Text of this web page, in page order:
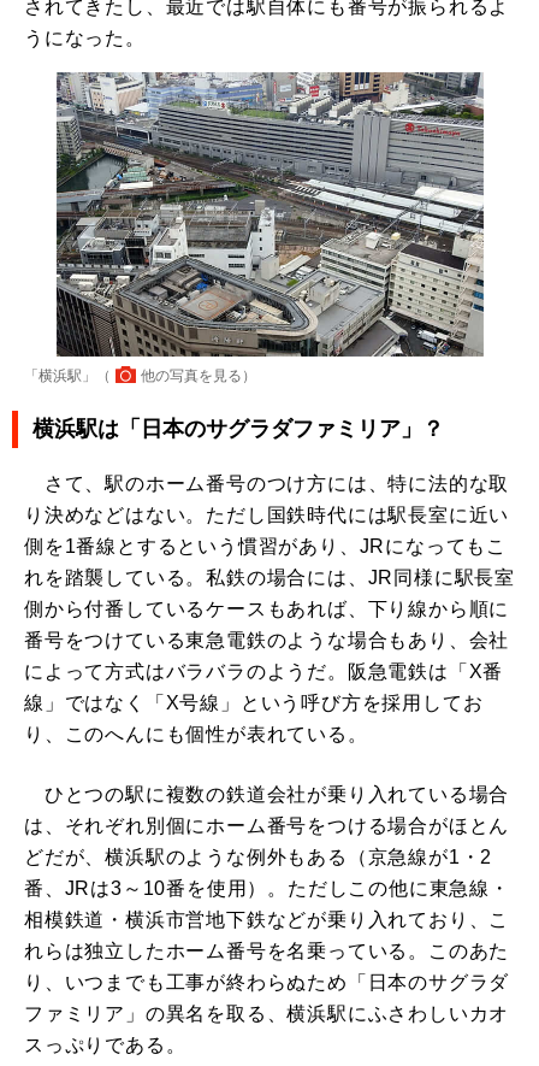
されてきたし、最近では駅自体にも番号が振られるよ
うになった。
「横浜駅」（ 他の写真を見る ）
横浜駅は「日本のサグラダファミリア」？
さて、駅のホーム番号のつけ方には、特に法的な取
り決めなどはない。ただし国鉄時代には駅長室に近い
側を1番線とするという慣習があり、JRになってもこ
れを踏襲している。私鉄の場合には、JR同様に駅長室
側から付番しているケースもあれば、下り線から順に
番号をつけている東急電鉄のような場合もあり、会社
によって方式はバラバラのようだ。阪急電鉄は「X番
線」ではなく「X号線」という呼び方を採用してお
り、このへんにも個性が表れている。
ひとつの駅に複数の鉄道会社が乗り入れている場合
は、それぞれ別個にホーム番号をつける場合がほとん
どだが、横浜駅のような例外もある（京急線が1・2
番、JRは3～10番を使用）。ただしこの他に東急線・
相模鉄道・横浜市営地下鉄などが乗り入れており、こ
れらは独立したホーム番号を名乗っている。このあた
り、いつまでも工事が終わらぬため「日本のサグラダ
ファミリア」の異名を取る、横浜駅にふさわしいカオ
スっぷりである。